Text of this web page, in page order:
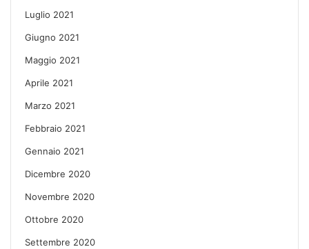
Luglio 2021
Giugno 2021
Maggio 2021
Aprile 2021
Marzo 2021
Febbraio 2021
Gennaio 2021
Dicembre 2020
Novembre 2020
Ottobre 2020
Settembre 2020